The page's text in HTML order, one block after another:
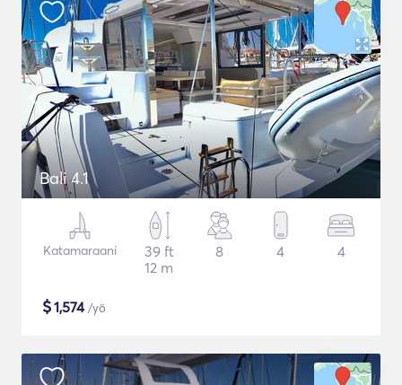
Bali 4.1
Katamaraani
39 ft
12 m
8 4 4
$1,574/yö